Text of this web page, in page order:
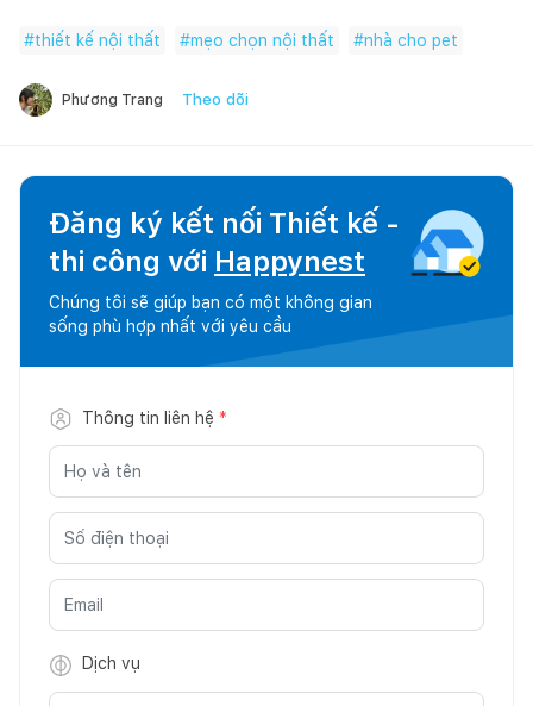
#thiết kế nội thất #mẹo chọn nội thất #nhà cho pet
Phương Trang Theo dõi
Đăng ký kết nối Thiết kế -
thi công với Happynest
Chúng tôi sẽ giúp bạn có một không gian
sống phù hợp nhất với yêu cầu
Thông tin liên hệ *
Dịch vụ